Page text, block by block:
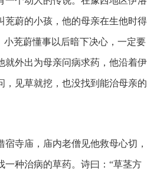
茺蔚的小孩，他的母亲在生他时得
小茺蔚懂事以后暗下决心，一定要
就外出为母亲问病求药，他沿着伊
，见草就挖，也没找到能治母亲的
宿寺庙，庙内老僧见他救母心切，
一种治病的草药。诗曰：“草茎方